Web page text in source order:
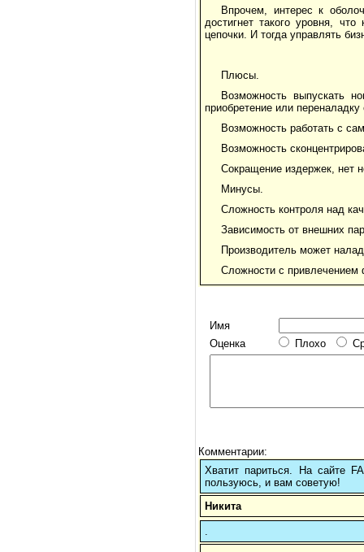
Впрочем, интерес к
достигнет такого уровня,
цепочки. И тогда управлять
Плюсы.
Возможность выпускать
приобретение или переналадку
Возможность работать с
Возможность
Сокращение издержек, нет
Минусы.
Сложность контроля над
Зависимость от внешних
Производитель может
Сложности с привлечением
Имя
Оценка
Плохо
Комментарии:
Хватит париться. На сайте
пользуюсь, и вам советую!
Никита